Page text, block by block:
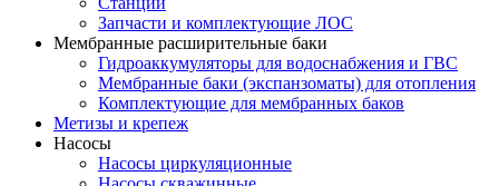
Запчасти и комплектующие ЛОС
Мембранные расширительные баки
Гидроаккумуляторы для водоснабжения и ГВС
Мембранные баки (экспанзоматы) для отопления
Комплектующие для мембранных баков
Метизы и крепеж
Насосы
Насосы циркуляционные